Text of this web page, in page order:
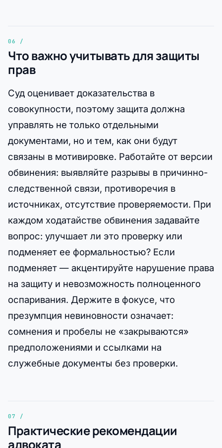
Что важно учитывать для защиты
прав
Суд оценивает доказательства в
совокупности, поэтому защита должна
управлять не только отдельными
документами, но и тем, как они будут
связаны в мотивировке. Работайте от версии
обвинения: выявляйте разрывы в причинно-
следственной связи, противоречия в
источниках, отсутствие проверяемости. При
каждом ходатайстве обвинения задавайте
вопрос: улучшает ли это проверку или
подменяет ее формальностью? Если
подменяет — акцентируйте нарушение права
на защиту и невозможность полноценного
оспаривания. Держите в фокусе, что
презумпция невиновности означает:
сомнения и пробелы не «закрываются»
предположениями и ссылками на
служебные документы без проверки.
Практические рекомендации
адвоката